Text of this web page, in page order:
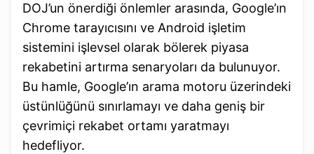
DOJ’un önerdiği önlemler arasında, Google’ın
Chrome tarayıcısını ve Android işletim
sistemini işlevsel olarak bölerek piyasa
rekabetini artırma senaryoları da bulunuyor.
Bu hamle, Google’ın arama motoru üzerindeki
üstünlüğünü sınırlamayı ve daha geniş bir
çevrimiçi rekabet ortamı yaratmayı
hedefliyor.